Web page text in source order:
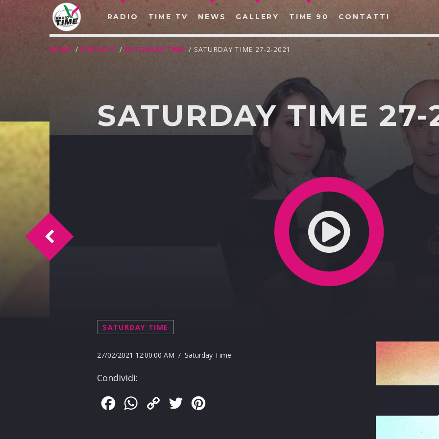
RADIO TIME TV NEWS GALLERY TIME 90 CONTATTI
CERCA NEL SITO WEB:
HOME / PODCAST / SATURDAY TIME / SATURDAY TIME 27-2-2021
SATURDAY TIME 27-
SATURDAY TIME
27/02/2021 12:00:00 AM / Saturday Time
Condividi:
FacebookWhatsApp
Copy
Twitter
TM intervista Eduardo De Filippis